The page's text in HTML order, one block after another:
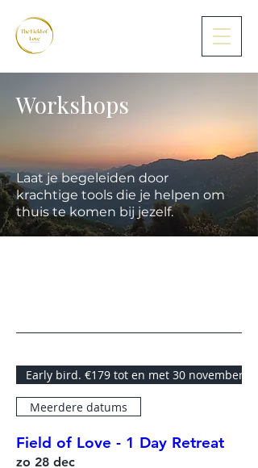
Workshops
Laat je begeleiden door
krachtige tools die je helpen om
thuis te komen bij jezelf.
Early bird. €179 tot en met 30 november.
Meerdere datums
Field of Love - 1 Day Retreat
zo 28 dec